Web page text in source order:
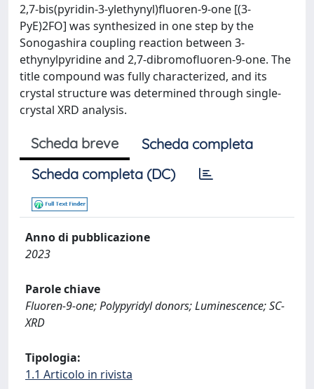
2,7-bis(pyridin-3-ylethynyl)fluoren-9-one [(3-
PyE)2FO] was synthesized in one step by the
Sonogashira coupling reaction between 3-
ethynylpyridine and 2,7-dibromofluoren-9-one. The
title compound was fully characterized, and its
crystal structure was determined through single-
crystal XRD analysis.
Scheda breve
Scheda completa
Scheda completa (DC)
Anno di pubblicazione
2023
Parole chiave
Fluoren-9-one; Polypyridyl donors; Luminescence; SC-
XRD
Tipologia:
1.1 Articolo in rivista